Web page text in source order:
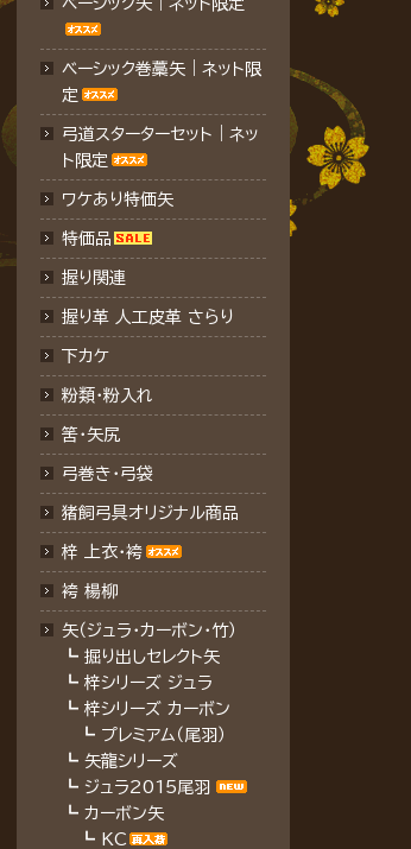
ベーシック矢｜ネット限定
ベーシック巻藁矢｜ネット限
定
弓道スターターセット｜ネッ
ト限定
ワケあり特価矢
特価品
握り関連
握り革 人工皮革 さらり
下カケ
粉類・粉入れ
筈・矢尻
弓巻き・弓袋
猪飼弓具オリジナル商品
梓 上衣･袴
袴 楊柳
矢（ジュラ･カーボン・竹）
┗ 掘り出しセレクト矢
┗ 梓シリーズ ジュラ
┗ 梓シリーズ カーボン
┗ プレミアム（尾羽）
┗ 矢龍シリーズ
┗ ジュラ2015尾羽
┗ カーボン矢
┗ KC